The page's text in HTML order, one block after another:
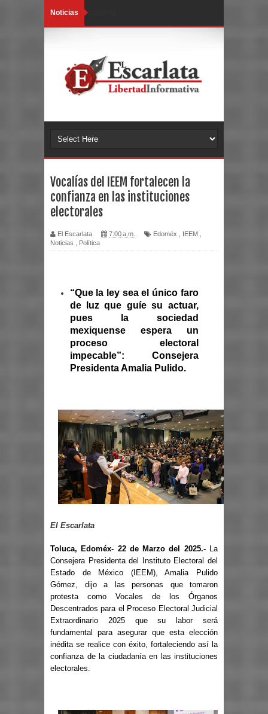
Noticias
Vocalías del IEEM fortalecen la
confianza en las instituciones
electorales
El Escarlata 7:00 a.m. Edoméx IEEM
Noticias
Política
“Que la ley sea el único faro
de luz que guíe su actuar,
pues la sociedad
mexiquense espera un
proceso electoral
impecable”: Consejera
Presidenta Amalia Pulido.
El Escarlata
Toluca, Edoméx- 22 de Marzo del 2025.-La
Consejera Presidenta del Instituto Electoral del
Estado de México (IEEM), Amalia Pulido
Gómez, dijo a las personas que tomaron
protesta como Vocales de los Órganos
Descentrados para el Proceso Electoral Judicial
Extraordinario 2025 que su labor será
fundamental para asegurar que esta elección
inédita se realice con éxito, fortaleciendo así la
confianza de la ciudadanía en las instituciones
electorales.